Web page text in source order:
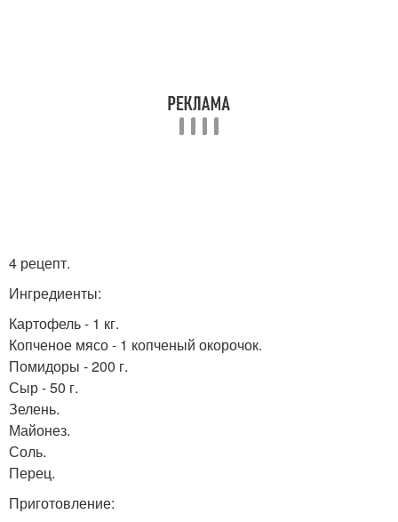
4 рецепт.
Ингредиенты:
Картофель - 1 кг.
Копченое мясо - 1 копченый окорочок.
Помидоры - 200 г.
Сыр - 50 г.
Зелень.
Майонез.
Соль.
Перец.
Приготовление: